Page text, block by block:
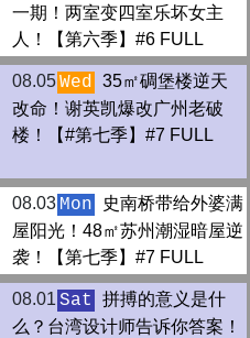
一期！两室变四室乐坏女主
人！【第六季】#6 FULL
08.05Wed 35㎡碉堡楼逆天
改命！谢英凯爆改广州老破
楼！【#第七季】#7 FULL
08.03 Mon
史南桥带给外婆满
屋阳光！48㎡苏州潮湿暗屋逆
袭！【第七季】#7 FULL
08.01 Sat
拼搏的意义是什
么？台湾设计师告诉你答案！